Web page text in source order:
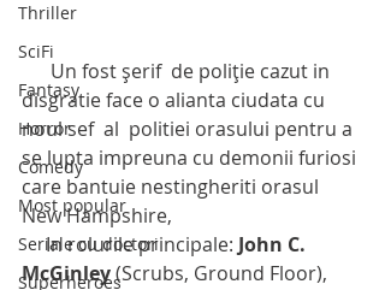
Thriller
SciFi
Fantasy
Horror
Comedy
Most popular
Seriale cu doctori
Superheroes
disgratie face o alianta ciudata cu
noul sef  al  politiei orasului pentru a
se lupta impreuna cu demonii furiosi
care bantuie nestingheriti orasul
New Hampshire,
     In rolurile principale:
John C.
McGinley (Scrubs, Ground Floor),